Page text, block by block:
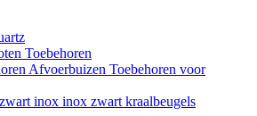
Toebehoren
Afvoerbuizen Toebehoren voor
inox inox zwart kraalbeugels